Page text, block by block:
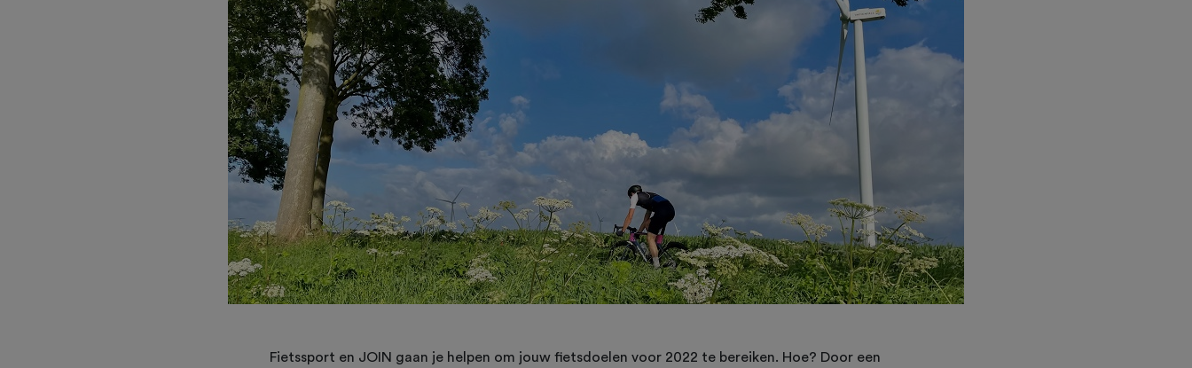
Fietssport en JOIN gaan je helpen om jouw fietsdoelen voor 2022 te bereiken. Hoe? Door een